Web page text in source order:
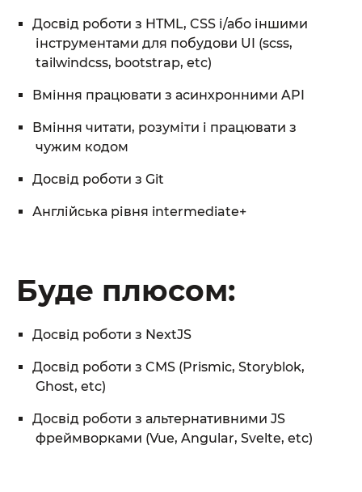
От халепа... Ця сторінка ще не має українського
перекладу, але ми вже над цим працюємо!
Досвід роботи з HTML, CSS і/або іншими
інструментами для побудови UI (scss,
tailwindcss, bootstrap, etc)
Вміння працювати з асинхронними API
Вміння читати, розуміти і працювати з
чужим кодом
Досвід роботи з Git
Англійська рівня intermediate+
Буде плюсом:
Досвід роботи з NextJS
Досвід роботи з CMS (Prismic, Storyblok,
Ghost, etc)
Досвід роботи з альтернативними JS
фреймворками (Vue, Angular, Svelte, etc)